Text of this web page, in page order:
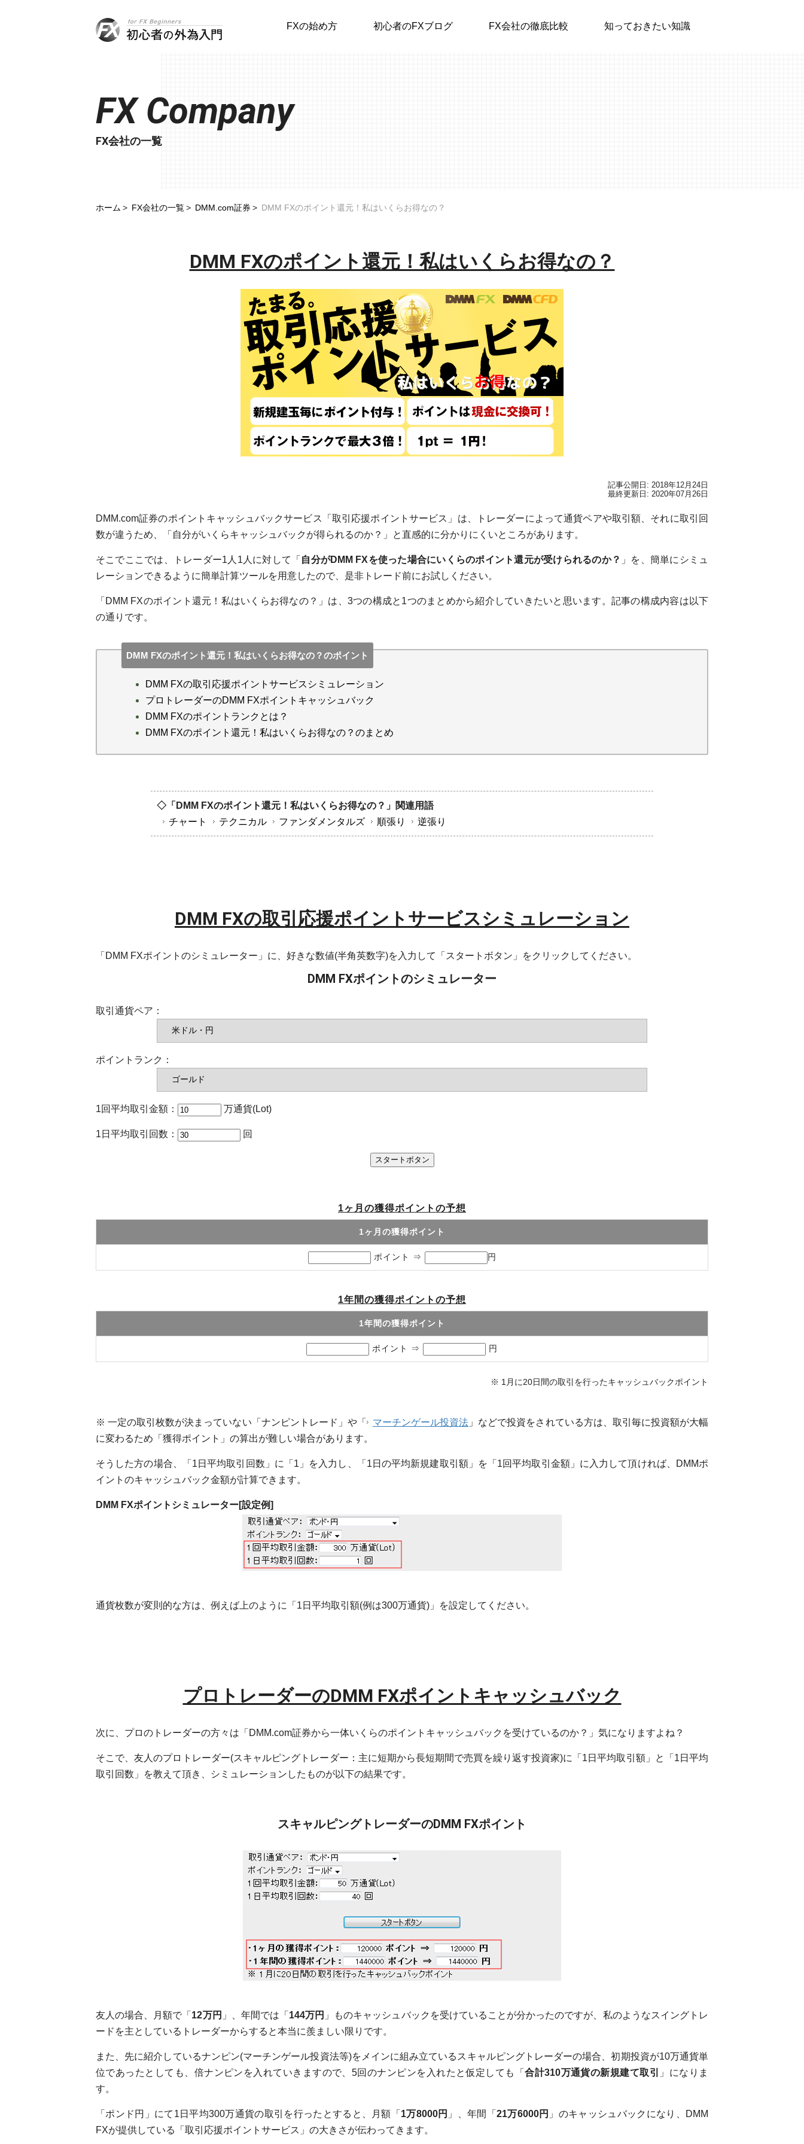
FXの始め方 初心者のFXブログ FX会社の徹底比較 知っておきたい知識
FX Company
FX会社の一覧
ホーム FX会社の一覧 DMM.com証券 DMM FXのポイント還元！私はいくらお得なの？
DMM FXのポイント還元！私はいくらお得なの？
記事公開日: 2018年12月24日
最終更新日: 2020年07月26日
DMM.com証券のポイントキャッシュバックサービス「取引応援ポイントサービス」は、トレーダーによって通貨ペアや取引額、それに取引回
数が違うため、「自分がいくらキャッシュバックが得られるのか？」と直感的に分かりにくいところがあります。
そこでここでは、トレーダー1人1人に対して「 自分がDMM FXを使った場合にいくらのポイント還元が受けられるのか？ 」を、簡単にシミュ
レーションできるように簡単計算ツールを用意したので、是非トレード前にお試しください。
「DMM FXのポイント還元！私はいくらお得なの？」は、3つの構成と1つのまとめから紹介していきたいと思います。記事の構成内容は以下
の通りです。
DMM FXのポイント還元！私はいくらお得なの？のポイント
DMM FXの取引応援ポイントサービスシミュレーション
プロトレーダーのDMM FXポイントキャッシュバック
DMM FXのポイントランクとは？
DMM FXのポイント還元！私はいくらお得なの？のまとめ
◇「DMM FXのポイント還元！私はいくらお得なの？」関連用語
チャート
テクニカル ファンダメンタルズ 順張り 逆張り
DMM FXの取引応援ポイントサービスシミュレーション
「DMM FXポイントのシミュレーター」に、好きな数値(半角英数字)を入力して「スタートボタン」をクリックしてください。
DMM FXポイントのシミュレーター
取引通貨ペア：
ポイントランク：
1回平均取引金額： 万通貨(Lot)
1日平均取引回数： 回
1ヶ月の獲得ポイントの予想
1ヶ月の獲得ポイント
ポイント ⇒ 円
1年間の獲得ポイントの予想
1年間の獲得ポイント
ポイント ⇒ 円
※ 1月に20日間の取引を行ったキャッシュバックポイント
※ 一定の取引枚数が決まっていない「ナンピントレード」や「 マーチンゲール投資法 」などで投資をされている方は、取引毎に投資額が大幅
に変わるため「獲得ポイント」の算出が難しい場合があります。
そうした方の場合、「1日平均取引回数」に「1」を入力し、「1日の平均新規建取引額」を「1回平均取引金額」に入力して頂ければ、DMMポ
イントのキャッシュバック金額が計算できます。
DMM FXポイントシミュレーター[設定例]
通貨枚数が変則的な方は、例えば上のように「1日平均取引額(例は300万通貨)」を設定してください。
プロトレーダーのDMM FXポイントキャッシュバック
次に、プロのトレーダーの方々は「DMM.com証券から一体いくらのポイントキャッシュバックを受けているのか？」気になりますよね？
そこで、友人のプロトレーダー(スキャルピングトレーダー：主に短期から長短期間で売買を繰り返す投資家)に「1日平均取引額」と「1日平均
取引回数」を教えて頂き、シミュレーションしたものが以下の結果です。
スキャルピングトレーダーのDMM FXポイント
友人の場合、月額で「 12万円 」、年間では「 144万円 」ものキャッシュバックを受けていることが分かったのですが、私のようなスイングトレ
ードを主としているトレーダーからすると本当に羨ましい限りです。
また、先に紹介しているナンピン(マーチンゲール投資法等)をメインに組み立ているスキャルピングトレーダーの場合、初期投資が10万通貨単
位であったとしても、倍ナンピンを入れていきますので、5回のナンピンを入れたと仮定しても「合計310万通貨の新規建て取引
」になりま
す。
「ポンド円」にて1日平均300万通貨の取引を行ったとすると、月額「 1万8000円 」、年間「21万6000円 」のキャッシュバックになり、DMM
FXが提供している「取引応援ポイントサービス」の大きさが伝わってきます。